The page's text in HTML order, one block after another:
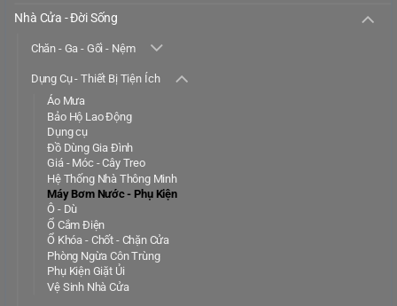
Nhà Cửa - Đời Sống
Chăn - Ga - Gối - Nệm
Dụng Cụ - Thiết Bị Tiện Ích
Áo Mưa
Bảo Hộ Lao Động
Dụng cụ
Đồ Dùng Gia Đình
Giá - Móc - Cây Treo
Hệ Thống Nhà Thông Minh
Máy Bơm Nước - Phụ Kiện
Ô - Dù
Ổ Cắm Điện
Ổ Khóa - Chốt - Chặn Cửa
Phòng Ngừa Côn Trùng
Phụ Kiện Giặt Ủi
Vệ Sinh Nhà Cửa